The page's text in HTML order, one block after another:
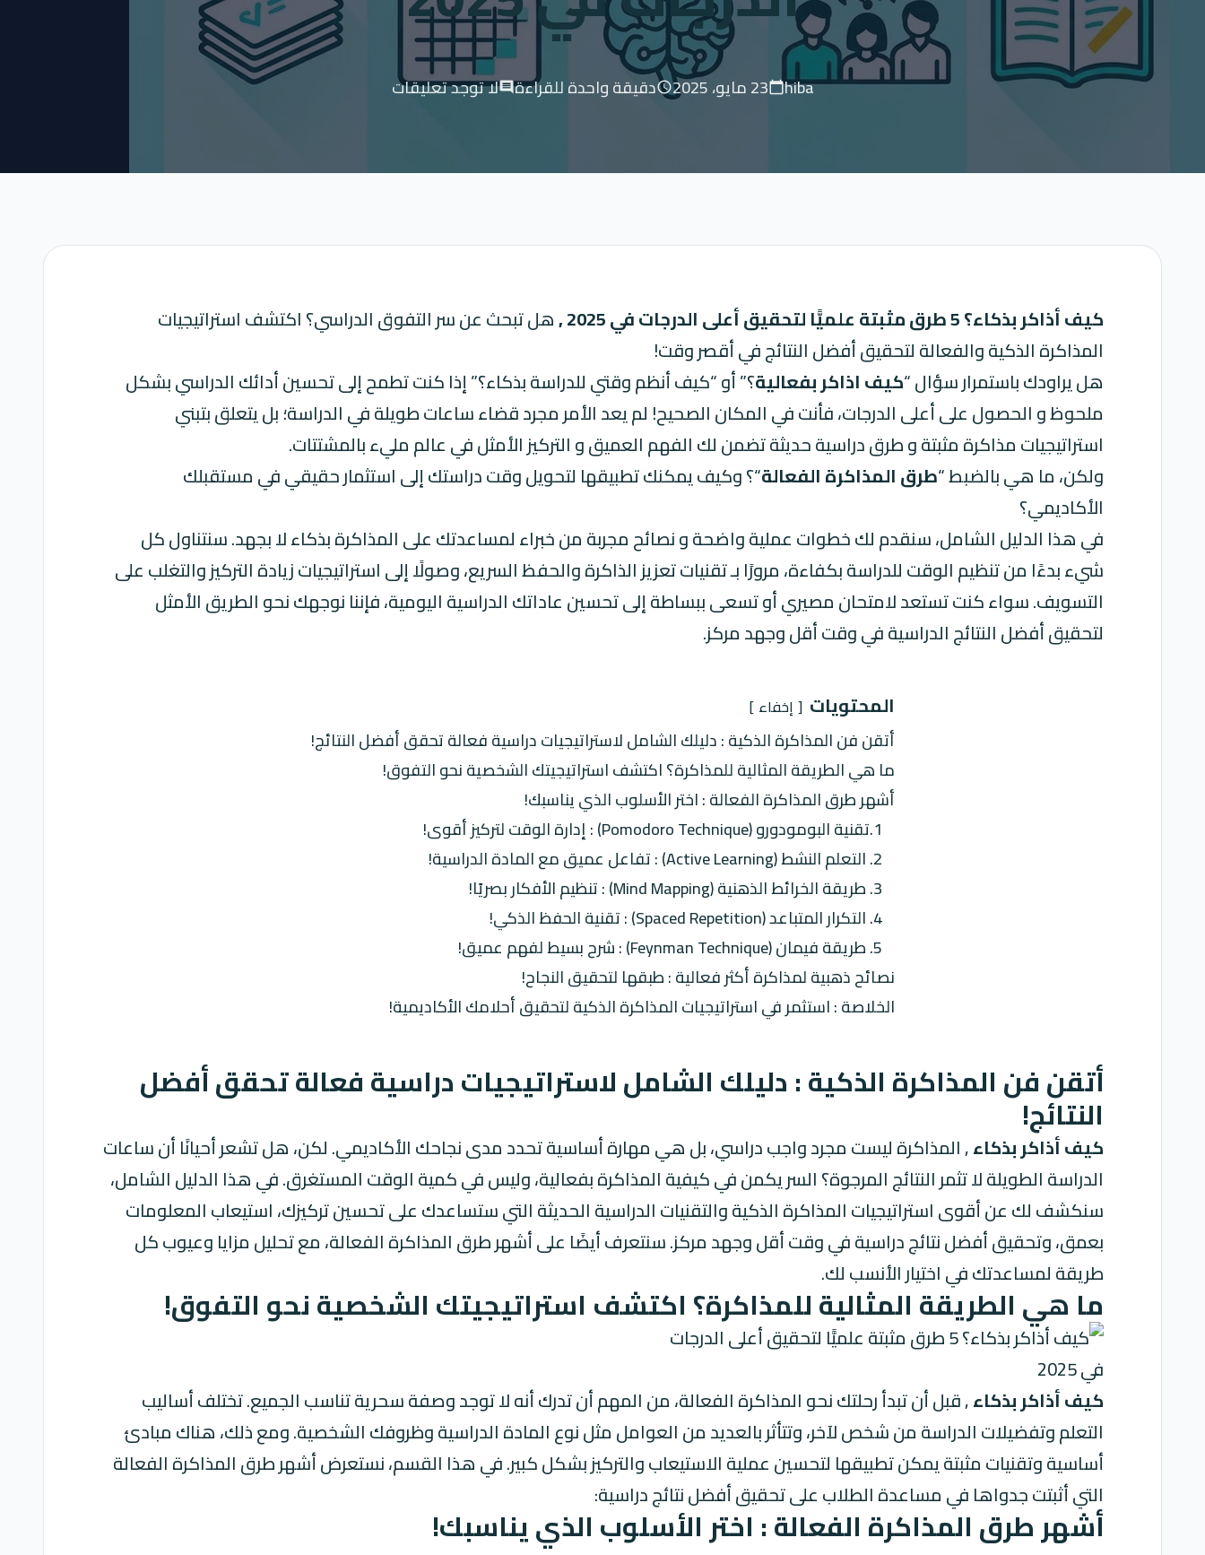
hiba
calendar_today 23 مايو، 2025 scheduleدقيقة واحدة للقراءةcommentلا توجد تعليقات
كيف أذاكر بذكاء؟ 5 طرق مثبتة علميًّا لتحقيق أعلى الدرجات في 2025 ,
هل تبحث عن سر التفوق الدراسي؟ اكتشف استراتيجيات
المذاكرة الذكية والفعالة لتحقيق أفضل النتائج في أقصر وقت!
هل يراودك باستمرار سؤال “كيف اذاكر بفعالية؟” أو “كيف أنظم وقتي للدراسة بذكاء؟” إذا كنت تطمح إلى تحسين أدائك الدراسي بشكل
ملحوظ و الحصول على أعلى الدرجات، فأنت في المكان الصحيح! لم يعد الأمر مجرد قضاء ساعات طويلة في الدراسة؛ بل يتعلق بتبني
استراتيجيات مذاكرة مثبتة و طرق دراسية حديثة تضمن لك الفهم العميق و التركيز الأمثل في عالم مليء بالمشتتات.
ولكن، ما هي بالضبط “طرق المذاكرة الفعالة“؟ وكيف يمكنك تطبيقها لتحويل وقت دراستك إلى استثمار حقيقي في مستقبلك
الأكاديمي؟
في هذا الدليل الشامل، سنقدم لك خطوات عملية واضحة و نصائح مجربة من خبراء لمساعدتك على المذاكرة بذكاء لا بجهد. سنتناول كل
شيء بدءًا من تنظيم الوقت للدراسة بكفاءة، مرورًا بـ تقنيات تعزيز الذاكرة والحفظ السريع، وصولًا إلى استراتيجيات زيادة التركيز والتغلب على
التسويف. سواء كنت تستعد لامتحان مصيري أو تسعى ببساطة إلى تحسين عاداتك الدراسية اليومية، فإننا نوجهك نحو الطريق الأمثل
لتحقيق أفضل النتائج الدراسية في وقت أقل وجهد مركز.
المحتويات إخفاء
أتقن فن المذاكرة الذكية : دليلك الشامل لاستراتيجيات دراسية فعالة تحقق أفضل النتائج!
ما هي الطريقة المثالية للمذاكرة؟ اكتشف استراتيجيتك الشخصية نحو التفوق!
أشهر طرق المذاكرة الفعالة : اختر الأسلوب الذي يناسبك!
1.تقنية البومودورو (Pomodoro Technique) : إدارة الوقت لتركيز أقوى!
2. التعلم النشط (Active Learning) : تفاعل عميق مع المادة الدراسية!
3. طريقة الخرائط الذهنية (Mind Mapping) : تنظيم الأفكار بصريًا!
4. التكرار المتباعد (Spaced Repetition) : تقنية الحفظ الذكي!
5. طريقة فيمان (Feynman Technique) : شرح بسيط لفهم عميق!
نصائح ذهبية لمذاكرة أكثر فعالية : طبقها لتحقيق النجاح!
الخلاصة : استثمر في استراتيجيات المذاكرة الذكية لتحقيق أحلامك الأكاديمية!
أتقن فن المذاكرة الذكية : دليلك الشامل لاستراتيجيات دراسية فعالة تحقق أفضل
النتائج!
كيف أذاكر بذكاء, المذاكرة ليست مجرد واجب دراسي، بل هي مهارة أساسية تحدد مدى نجاحك الأكاديمي. لكن، هل تشعر أحيانًا أن ساعات
الدراسة الطويلة لا تثمر النتائج المرجوة؟ السر يكمن في كيفية المذاكرة بفعالية، وليس في كمية الوقت المستغرق. في هذا الدليل الشامل،
سنكشف لك عن أقوى استراتيجيات المذاكرة الذكية والتقنيات الدراسية الحديثة التي ستساعدك على تحسين تركيزك، استيعاب المعلومات
بعمق، وتحقيق أفضل نتائج دراسية في وقت أقل وجهد مركز. سنتعرف أيضًا على أشهر طرق المذاكرة الفعالة، مع تحليل مزايا وعيوب كل
طريقة لمساعدتك في اختيار الأنسب لك.
ما هي الطريقة المثالية للمذاكرة؟ اكتشف استراتيجيتك الشخصية نحو التفوق!
كيف أذاكر بذكاء, قبل أن تبدأ رحلتك نحو المذاكرة الفعالة، من المهم أن تدرك أنه لا توجد وصفة سحرية تناسب الجميع. تختلف أساليب
التعلموتفضيلات الدراسة من شخص لآخر، وتتأثر بالعديد من العوامل مثل نوع المادة الدراسية وظروفك الشخصية. ومع ذلك، هناك مبادئ
أساسية وتقنيات مثبتة يمكن تطبيقها لتحسين عملية الاستيعاب والتركيز بشكل كبير. في هذا القسم، نستعرض أشهر طرق المذاكرة الفعالة
التي أثبتت جدواها في مساعدة الطلاب على تحقيق أفضل نتائج دراسية:
أشهر طرق المذاكرة الفعالة : اختر الأسلوب الذي يناسبك!